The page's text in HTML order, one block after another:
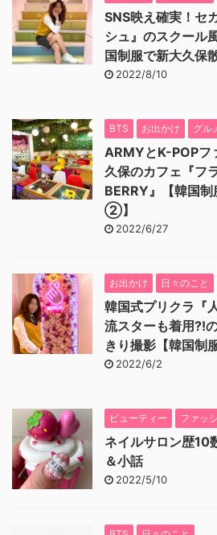
SNS映え確実！セ
シュ』のスクール
国制服で新大久保
2022/8/10
BTS お出かけ グル
ARMYとK-POPフ
久保のカフェ『フ
BERRY』【韓国
②】
2022/6/27
お出かけ 日々のこと
韓国式プリクラ『
流スターも着用⁈
きり撮影【韓国制
2022/6/2
ビューティー ファッ
ネイルサロン歴10
＆小話
2022/5/10